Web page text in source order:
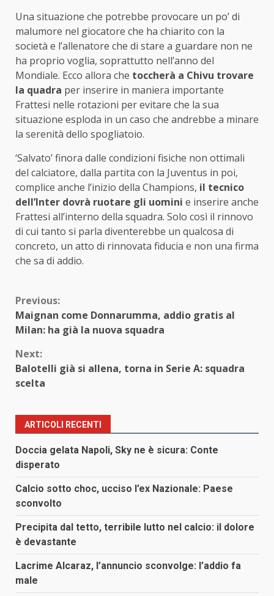
Una situazione che potrebbe provocare un po’ di
malumore nel giocatore che ha chiarito con la
società e l’allenatore che di stare a guardare non ne
ha proprio voglia, soprattutto nell’anno del
Mondiale. Ecco allora che toccherà a Chivu trovare
la quadra per inserire in maniera importante
Frattesi nelle rotazioni per evitare che la sua
situazione esploda in un caso che andrebbe a minare
la serenità dello spogliatoio.
‘Salvato’ finora dalle condizioni fisiche non ottimali
del calciatore, dalla partita con la Juventus in poi,
complice anche l’inizio della Champions, il tecnico
dell’Inter dovrà ruotare gli uomini e inserire anche
Frattesi all’interno della squadra. Solo così il rinnovo
di cui tanto si parla diventerebbe un qualcosa di
concreto, un atto di rinnovata fiducia e non una firma
che sa di addio.
Continue
Reading
Previous:
Maignan come Donnarumma, addio gratis al
Milan: ha già la nuova squadra
Next:
Balotelli già si allena, torna in Serie A: squadra
scelta
ARTICOLI RECENTI
Doccia gelata Napoli, Sky ne è sicura: Conte
disperato
Calcio sotto choc, ucciso l’ex Nazionale: Paese
sconvolto
Precipita dal tetto, terribile lutto nel calcio: il dolore
è devastante
Lacrime Alcaraz, l’annuncio sconvolge: l’addio fa
male